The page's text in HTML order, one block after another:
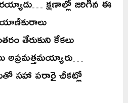
తేరుకుని కేకలు
అప్రమత్తమయ్యారు…
సహా పరారై చీకట్లో